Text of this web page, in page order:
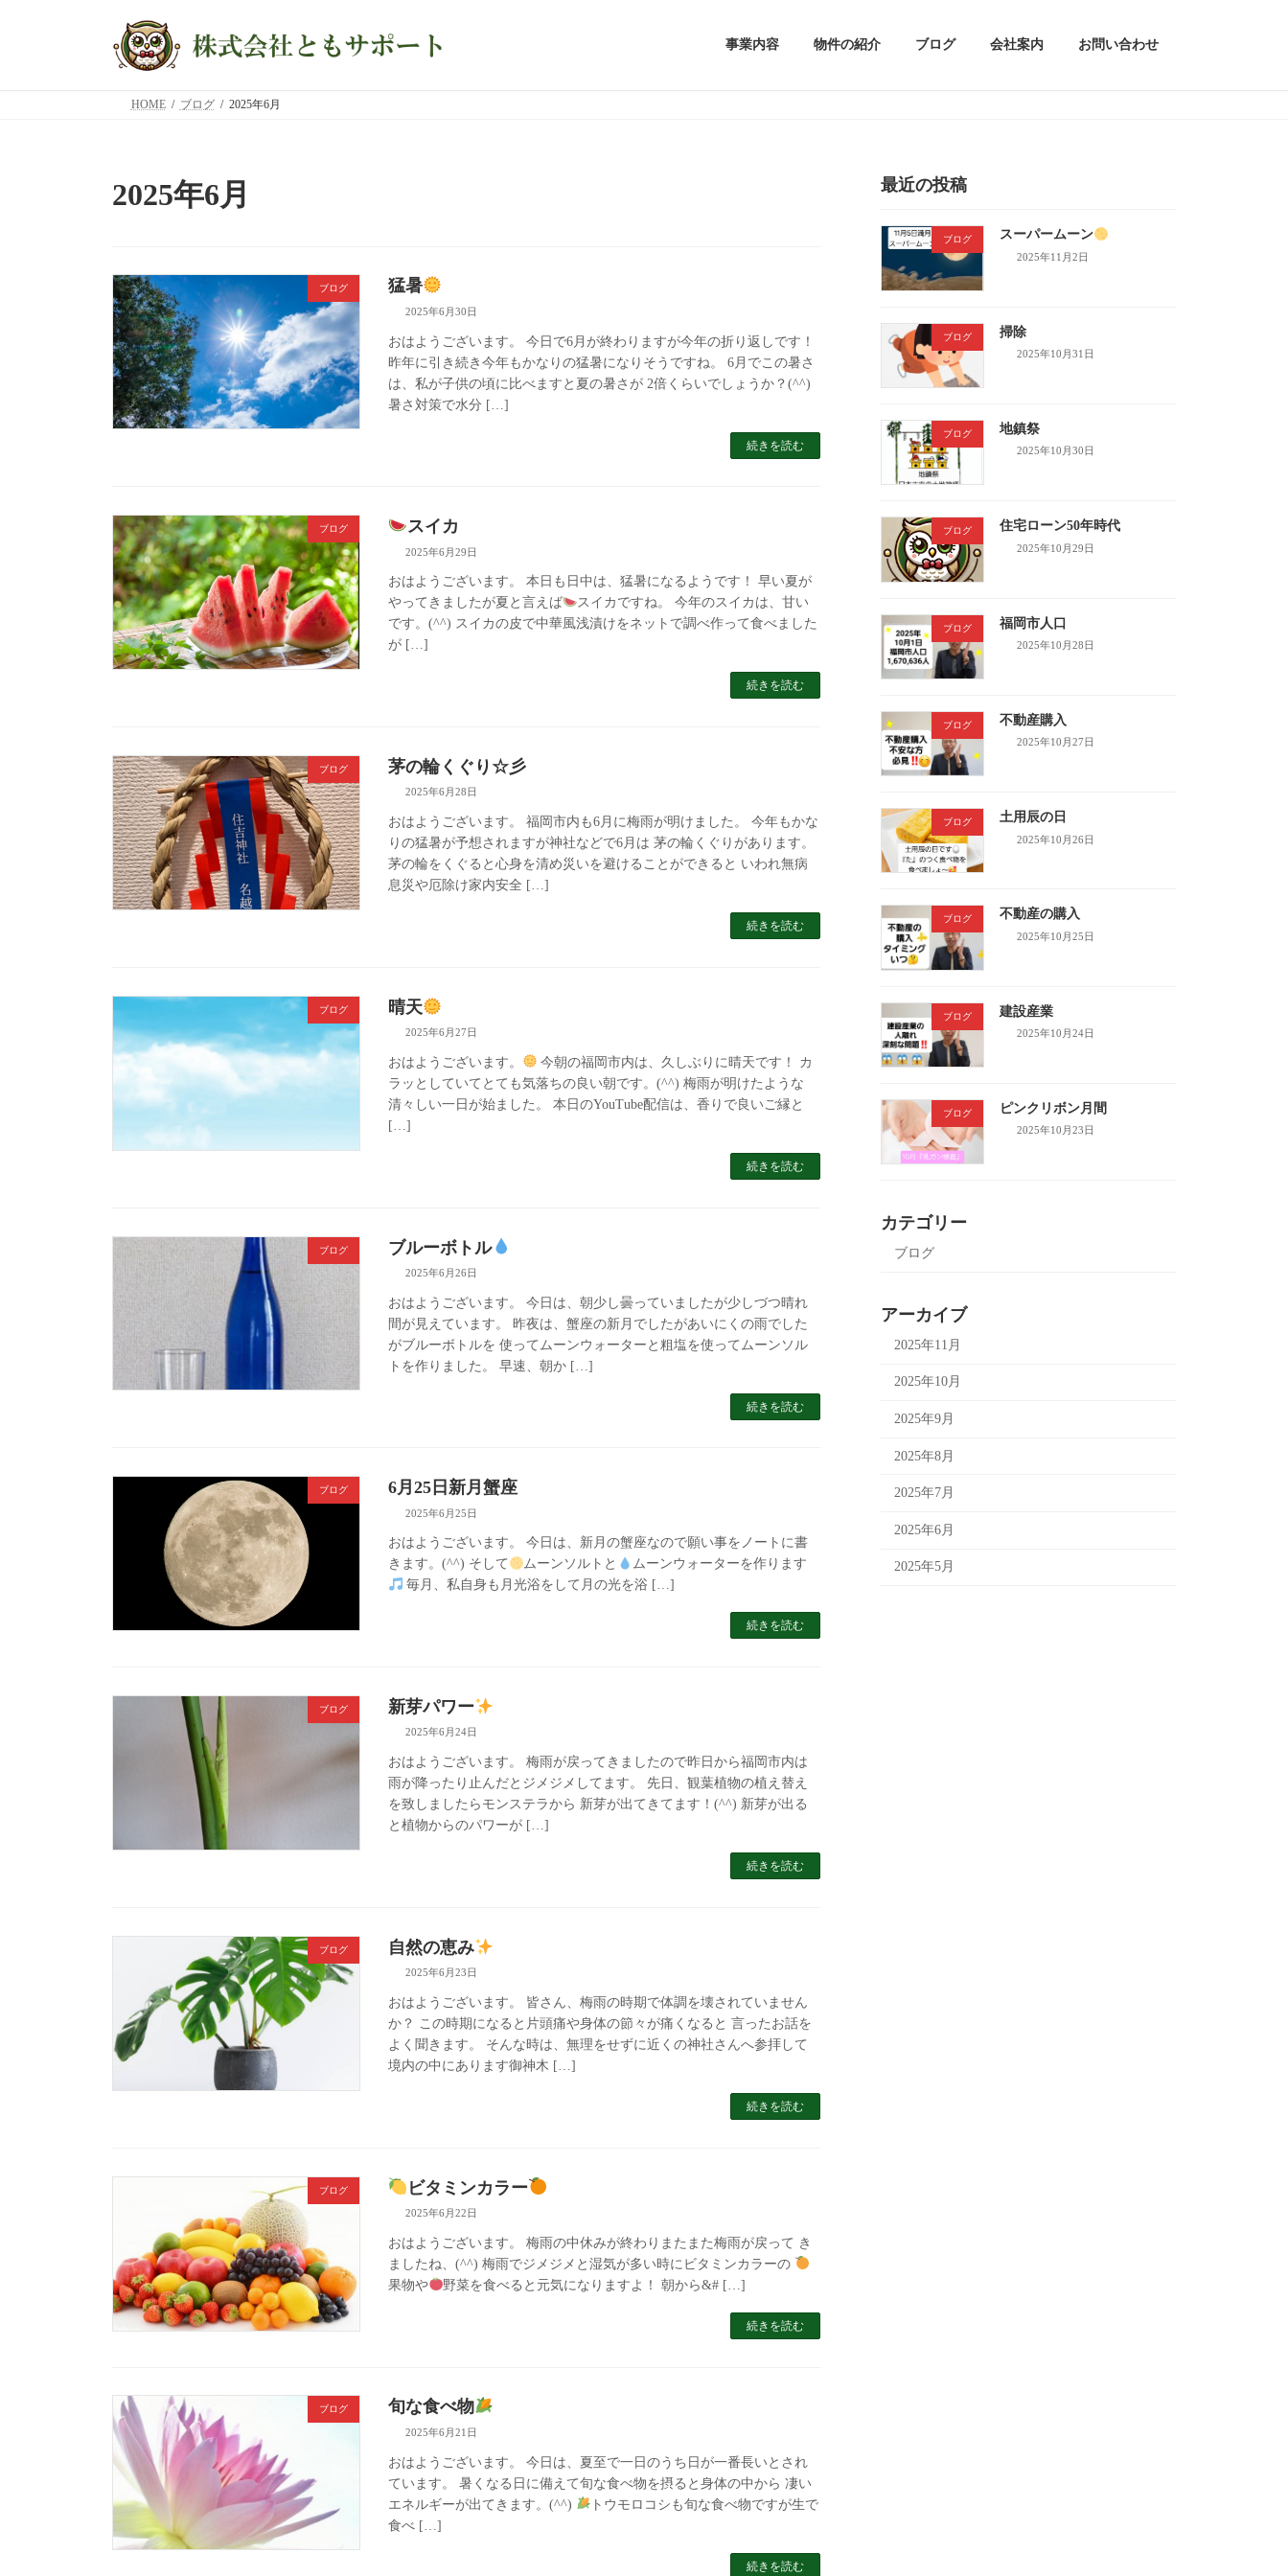
事業内容 物件の紹介 ブログ 会社案内 お問い合わせ
HOME ブログ 2025年6月
2025年6月
ブログ 猛暑
2025年6月30日
おはようございます。 今日で6月が終わりますが今年の折り返しです！
昨年に引き続き今年もかなりの猛暑になりそうですね。 6月でこの暑さ
は、私が子供の頃に比べますと夏の暑さが 2倍くらいでしょうか？(^^)
暑さ対策で水分 […]
続きを読む
ブログ スイカ
2025年6月29日
おはようございます。 本日も日中は、猛暑になるようです！ 早い夏が
やってきましたが夏と言えば
スイカですね。 今年のスイカは、甘い
です。(^^) スイカの皮で中華風浅漬けをネットで調べ作って食べました
が […]
続きを読む
ブログ 茅の輪くぐり☆彡
2025年6月28日
おはようございます。 福岡市内も6月に梅雨が明けました。 今年もかな
りの猛暑が予想されますが神社などで6月は 茅の輪くぐりがあります。
茅の輪をくぐると心身を清め災いを避けることができると いわれ無病
息災や厄除け家内安全 […]
続きを読む
ブログ 晴天
2025年6月27日
おはようございます。
今朝の福岡市内は、久しぶりに晴天です！ カ
ラッとしていてとても気落ちの良い朝です。(^^) 梅雨が明けたような
清々しい一日が始ました。 本日のYouTube配信は、香りで良いご縁と
[…]
続きを読む
ブログ ブルーボトル
2025年6月26日
おはようございます。 今日は、朝少し曇っていましたが少しづつ晴れ
間が見えています。 昨夜は、蟹座の新月でしたがあいにくの雨でした
がブルーボトルを 使ってムーンウォーターと粗塩を使ってムーンソル
トを作りました。 早速、朝か […]
続きを読む
ブログ 6月25日新月蟹座
2025年6月25日
おはようございます。 今日は、新月の蟹座なので願い事をノートに書
きます。(^^) そして
ムーンソルトと
ムーンウォーターを作ります
毎月、私自身も月光浴をして月の光を浴 […]
続きを読む
ブログ 新芽パワー
2025年6月24日
おはようございます。 梅雨が戻ってきましたので昨日から福岡市内は
雨が降ったり止んだとジメジメしてます。 先日、観葉植物の植え替え
を致しましたらモンステラから 新芽が出てきてます！(^^) 新芽が出る
と植物からのパワーが […]
続きを読む
ブログ 自然の恵み
2025年6月23日
おはようございます。 皆さん、梅雨の時期で体調を壊されていません
か？ この時期になると片頭痛や身体の節々が痛くなると 言ったお話を
よく聞きます。 そんな時は、無理をせずに近くの神社さんへ参拝して
境内の中にあります御神木 […]
続きを読む
ブログ ビタミンカラー
2025年6月22日
おはようございます。 梅雨の中休みが終わりまたまた梅雨が戻って き
ましたね、(^^) 梅雨でジメジメと湿気が多い時にビタミンカラーの
果物や
野菜を食べると元気になりますよ！ 朝から&# […]
続きを読む
ブログ 旬な食べ物
2025年6月21日
おはようございます。 今日は、夏至で一日のうち日が一番長いとされ
ています。 暑くなる日に備えて旬な食べ物を摂ると身体の中から 凄い
エネルギーが出てきます。(^^)
トウモロコシも旬な食べ物ですが生で
食べ […]
続きを読む
最近の投稿
ブログ スーパームーン
2025年11月2日
ブログ 掃除
2025年10月31日
ブログ 地鎮祭
2025年10月30日
ブログ 住宅ローン50年時代
2025年10月29日
ブログ 福岡市人口
2025年10月28日
ブログ 不動産購入
2025年10月27日
ブログ 土用辰の日
2025年10月26日
ブログ 不動産の購入
2025年10月25日
ブログ 建設産業
2025年10月24日
ブログ ピンクリボン月間
2025年10月23日
カテゴリー
ブログ
アーカイブ
2025年11月
2025年10月
2025年9月
2025年8月
2025年7月
2025年6月
2025年5月